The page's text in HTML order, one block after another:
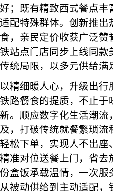
好；既有精致西式餐点丰
适配特殊群体。创新推出
食，亲民定价收获广泛
铁站点门店同步上线同款
传统局限，以多元供给满
以精细暖人心，升级出
铁路餐食的提质，不止于
新。顺应数字化生活潮
及，打破传统就餐繁琐
轻松下单，实现人不出
精准对位送餐上门，省去
份盒饭承载温情，一次服
从被动供给到主动适配